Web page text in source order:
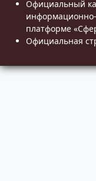
Официальный
платформе
Официальная